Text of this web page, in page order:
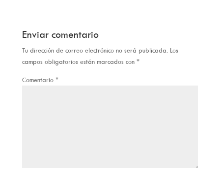
Enviar comentario
Tu dirección de correo electrónico no será publicada. Los
campos obligatorios están marcados con *
Comentario *